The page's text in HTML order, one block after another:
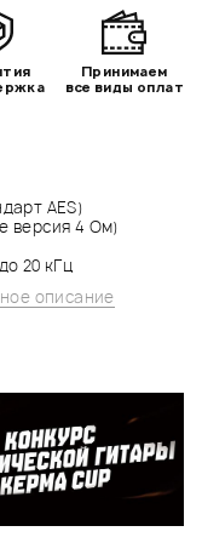
AES)
версия 4 Ом)
20 кГц
описание
Принимаем
все виды оплат